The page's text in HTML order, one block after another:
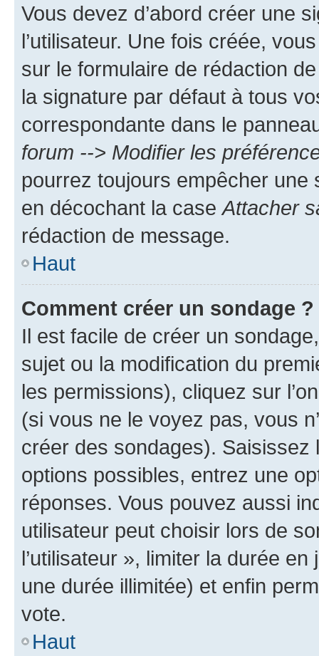
Vous devez d’abord créer une
l’utilisateur. Une fois créée,
sur le formulaire de rédaction
la signature par défaut à tous
correspondante dans le
forum --> Modifier les
pourrez toujours empêcher une
en décochant la case Attacher
rédaction de message.
Haut
Comment créer un sondage ?
Il est facile de créer un
sujet ou la modification du
les permissions), cliquez sur
(si vous ne le voyez pas, vous
créer des sondages).
options possibles, entrez une
réponses. Vous pouvez aussi
utilisateur peut choisir lors de
l’utilisateur », limiter la durée
une durée illimitée) et enfin
vote.
Haut